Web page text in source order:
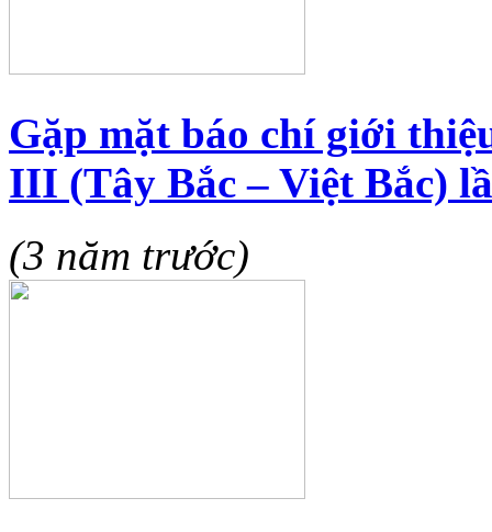
Gặp mặt báo chí giới
III (Tây Bắc – Việt Bắc)
(3 năm trước)